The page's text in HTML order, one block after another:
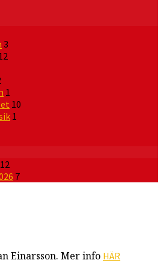
3
1
10
1
12
7
Einarsson. Mer info HÄR